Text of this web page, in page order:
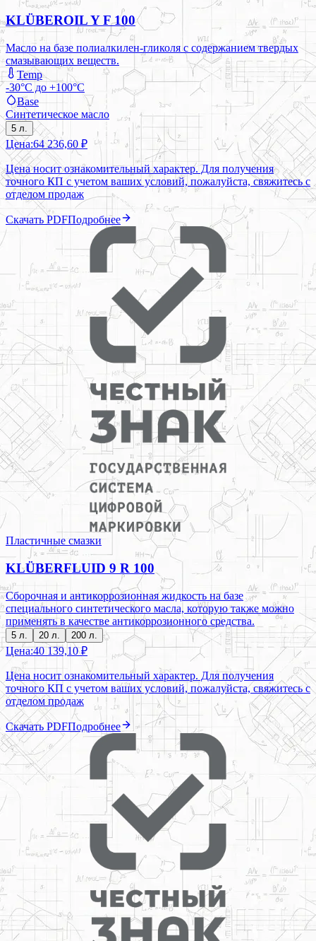
KLÜBEROIL Y F 100
Масло на базе полиалкилен-гликоля с содержанием твердых
смазывающих веществ.
Temp
-30°C до +100°C
Base
Синтетическое масло
5 л.
Цена:64 236,60 ₽
Цена носит ознакомительный характер. Для получения
точного КП с учетом ваших условий, пожалуйста, свяжитесь с
отделом продаж
Скачать PDFПодробнее
Пластичные смазки
KLÜBERFLUID 9 R 100
Сборочная и антикоррозионная жидкость на базе
специального синтетического масла, которую также можно
применять в качестве антикоррозионного средства.
5 л. 20 л. 200 л.
Цена:40 139,10 ₽
Цена носит ознакомительный характер. Для получения
точного КП с учетом ваших условий, пожалуйста, свяжитесь с
отделом продаж
Скачать PDFПодробнее